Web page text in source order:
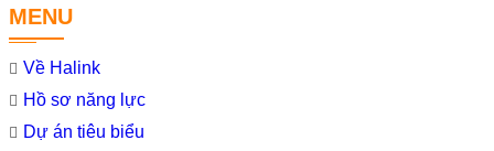
MENU
Về Halink
Hồ sơ năng lực
Dự án tiêu biểu